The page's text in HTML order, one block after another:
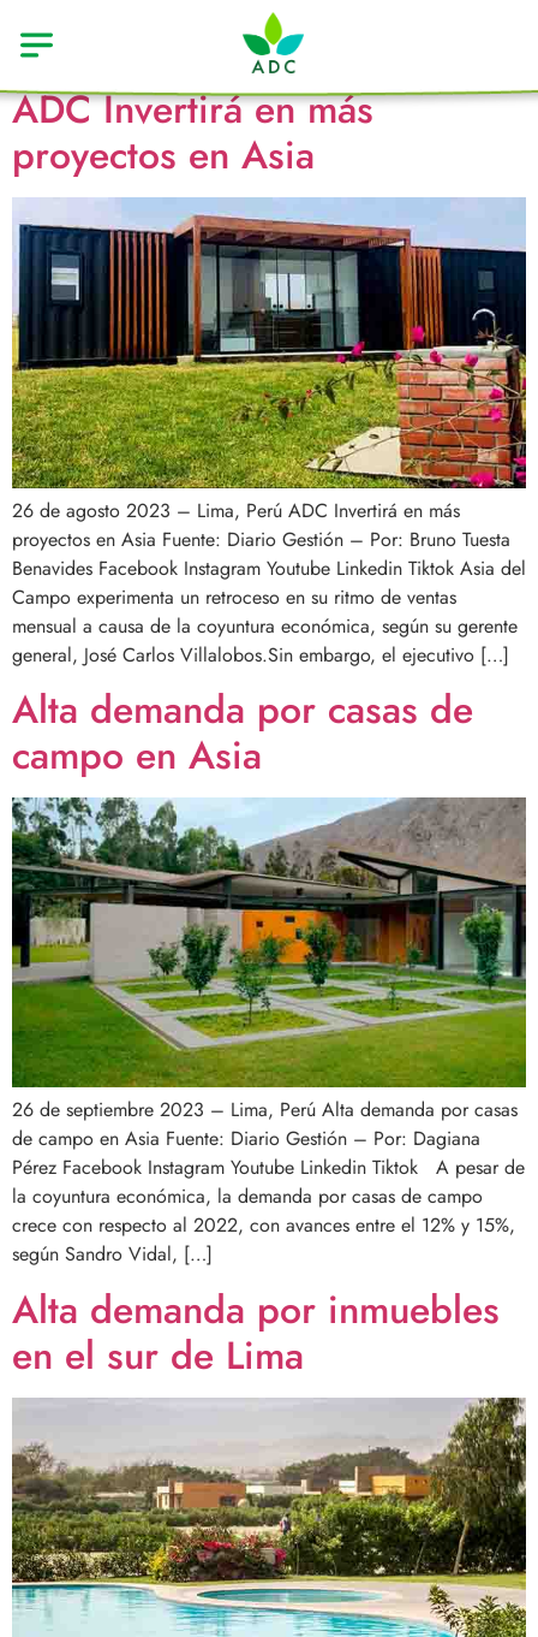
Etiqueta: adc
ADC Invertirá en más
proyectos en Asia
26 de agosto 2023 – Lima, Perú ADC Invertirá en más
proyectos en Asia Fuente: Diario Gestión – Por: Bruno Tuesta
Benavides Facebook Instagram Youtube Linkedin Tiktok Asia del
Campo experimenta un retroceso en su ritmo de ventas
mensual a causa de la coyuntura económica, según su gerente
general, José Carlos Villalobos.Sin embargo, el ejecutivo […]
Alta demanda por casas de
campo en Asia
26 de septiembre 2023 – Lima, Perú Alta demanda por casas
de campo en Asia Fuente: Diario Gestión – Por: Dagiana
Pérez Facebook Instagram Youtube Linkedin Tiktok A pesar de
la coyuntura económica, la demanda por casas de campo
crece con respecto al 2022, con avances entre el 12% y 15%,
según Sandro Vidal, […]
Alta demanda por inmuebles
en el sur de Lima